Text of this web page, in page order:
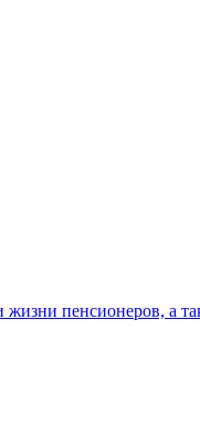
пенсионеров, а